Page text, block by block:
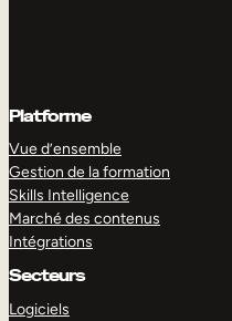
Platforme
Vue d’ensemble
Gestion de la formation
Skills Intelligence
Marché des contenus
Intégrations
Secteurs
Logiciels